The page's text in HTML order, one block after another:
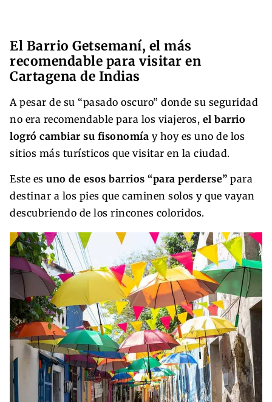
El Barrio Getsemaní, el más
recomendable para visitar en
Cartagena de Indias
A pesar de su “pasado oscuro” donde su seguridad
no era recomendable para los viajeros, el barrio
logró cambiar su fisonomía y hoy es uno de los
sitios más turísticos que visitar en la ciudad.
Este es uno de esos barrios “para perderse” para
destinar a los pies que caminen solos y que vayan
descubriendo de los rincones coloridos.